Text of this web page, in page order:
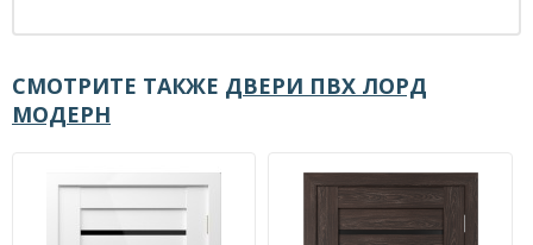
СМОТРИТЕ ТАКЖЕ ДВЕРИ ПВХ ЛОРД
МОДЕРН